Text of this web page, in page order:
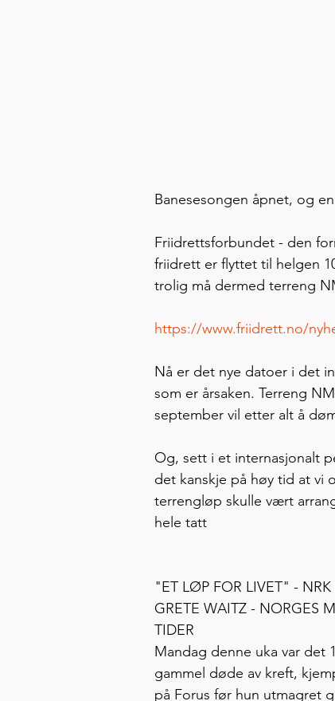
Banesesongen åpnet, og
Friidrettsforbundet - den
friidrett er flyttet til helgen
trolig må dermed terreng
https://www.friidrett.no/
Nå er det nye datoer i det
som er årsaken. Terreng
september vil etter alt å
Og, sett i et internasjonalt
det kanskje på høy tid at vi
terrengløp skulle vært
hele tatt
"ET LØP FOR LIVET" -
GRETE WAITZ - NORGES
TIDER
Mandag denne uka var det
gammel døde av kreft,
på Forus før hun utmagret